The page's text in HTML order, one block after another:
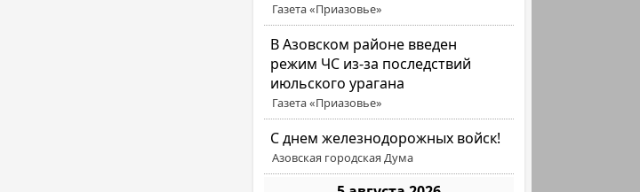
Газета «Приазовье»
В Азовском районе введен
режим ЧС из-за последствий
июльского урагана
Газета «Приазовье»
С днем железнодорожных войск!
Азовская городская Дума